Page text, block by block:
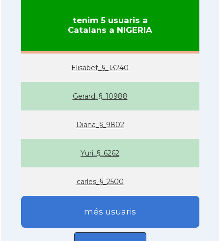
tenim 5 usuaris a
Catalans a NIGERIA
Elisabet_§_13240
Gerard_§_10988
Diana_§_9802
Yuri_§_6262
carles_§_2500
més usuaris